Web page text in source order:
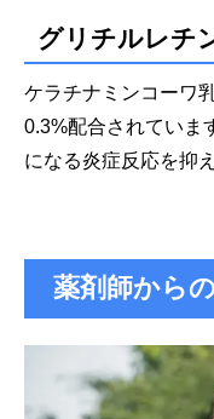
グリチルレチ
ケラチナミンコーワ
0.3%配合されていま
になる炎症反応を抑
薬剤師から